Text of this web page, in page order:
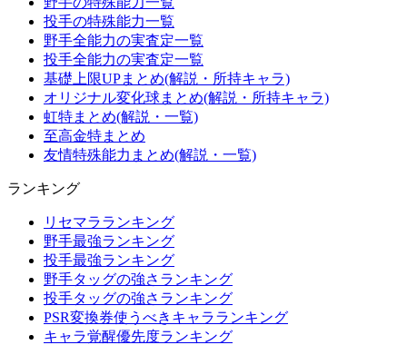
投手の特殊能力一覧
野手全能力の実査定一覧
投手全能力の実査定一覧
基礎上限UPまとめ(解説・所持キャラ)
オリジナル変化球まとめ(解説・所持キャラ)
虹特まとめ(解説・一覧)
至高金特まとめ
友情特殊能力まとめ(解説・一覧)
ランキング
リセマラランキング
野手最強ランキング
投手最強ランキング
野手タッグの強さランキング
投手タッグの強さランキング
PSR変換券使うべきキャラランキング
キャラ覚醒優先度ランキング